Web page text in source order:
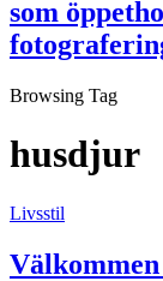
Browsing Tag
husdjur
Livsstil